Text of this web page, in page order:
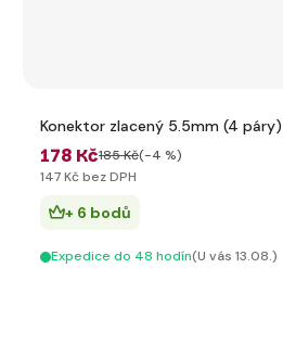
Konektor zlacený 5.5mm (4 páry)
178 Kč185 Kč(-4 %)
147 Kč bez DPH
+ 6 bodů
Expedice do 48 hodín(U vás 13.08.)